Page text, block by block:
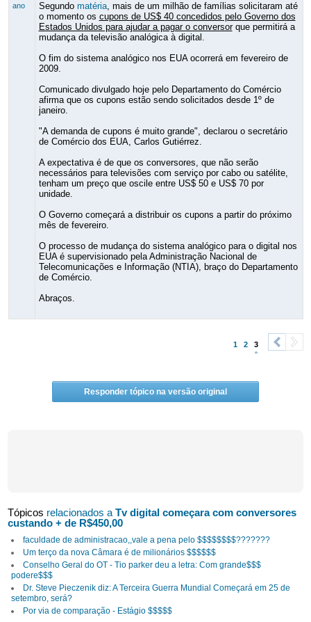
ano
Segundo matéria, mais de um milhão de famílias solicitaram até
o momento os cupons de US$ 40 concedidos pelo Governo dos
Estados Unidos para ajudar a pagar o conversorque permitirá a
mudança da televisão analógica à digital.
O fim do sistema analógico nos EUA ocorrerá em fevereiro de
2009.
Comunicado divulgado hoje pelo Departamento do Comércio
afirma que os cupons estão sendo solicitados desde 1º de
janeiro.
"A demanda de cupons é muito grande", declarou o secretário
de Comércio dos EUA, Carlos Gutiérrez.
A expectativa é de que os conversores, que não serão
necessários para televisões com serviço por cabo ou satélite,
tenham um preço que oscile entre US$ 50 e US$ 70 por
unidade.
O Governo começará a distribuir os cupons a partir do próximo
mês de fevereiro.
O processo de mudança do sistema analógico para o digital nos
EUA é supervisionado pela Administração Nacional de
Telecomunicações e Informação (NTIA), braço do Departamento
de Comércio.
Abraços.
1 2 3
Responder tópico na versão original
Tópicos relacionados aTv digital começara com conversores
custando + de R$450,00
faculdade de administracao,,vale a pena pelo $$$$$$$$???????
Um terço da nova Câmara é de milionários $$$$$$
Conselho Geral do OT - Tio parker deu a letra: Com grande$$$
podere$$$
Dr. Steve Pieczenik diz: A Terceira Guerra Mundial Começará em 25 de
setembro, será?
Por via de comparação - Estágio $$$$$